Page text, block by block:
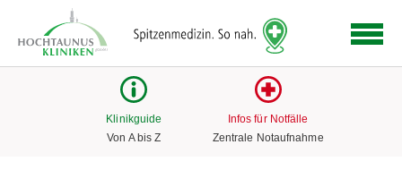
Link
zur
Klinikguide
Von A bis Z
Infos für Notfälle
Zentrale Notaufnahme